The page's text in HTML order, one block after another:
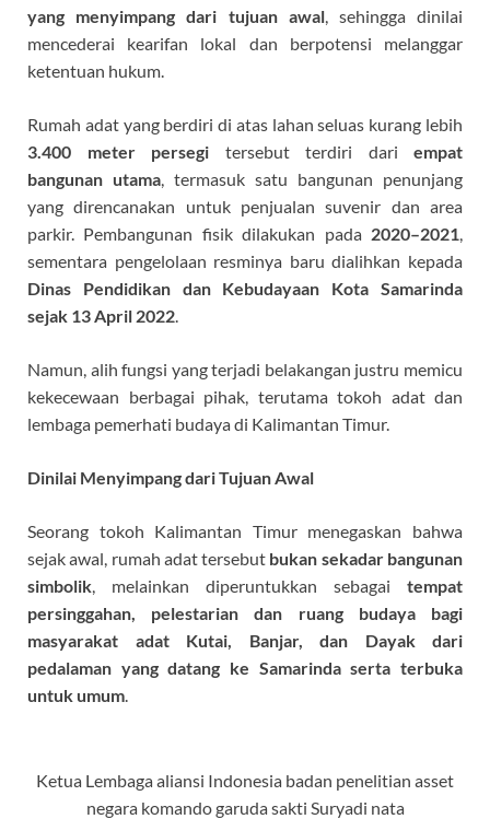
yang menyimpang dari tujuan awal, sehingga dinilai
mencederai kearifan lokal dan berpotensi melanggar
ketentuan hukum.
Rumah adat yang berdiri di atas lahan seluas kurang lebih
3.400 meter persegi tersebut terdiri dari empat
bangunan utama, termasuk satu bangunan penunjang
yang direncanakan untuk penjualan suvenir dan area
parkir. Pembangunan fisik dilakukan pada 2020–2021,
sementara pengelolaan resminya baru dialihkan kepada
Dinas Pendidikan dan Kebudayaan Kota Samarinda
sejak 13 April 2022.
Namun, alih fungsi yang terjadi belakangan justru memicu
kekecewaan berbagai pihak, terutama tokoh adat dan
lembaga pemerhati budaya di Kalimantan Timur.
Dinilai Menyimpang dari Tujuan Awal
Seorang tokoh Kalimantan Timur menegaskan bahwa
sejak awal, rumah adat tersebut bukan sekadar bangunan
simbolik, melainkan diperuntukkan sebagai tempat
persinggahan, pelestarian dan ruang budaya bagi
masyarakat adat Kutai, Banjar, dan Dayak dari
pedalaman yang datang ke Samarindaserta terbuka
untuk umum.
Ketua Lembaga aliansi Indonesia badan penelitian asset
negara komando garuda sakti Suryadi nata